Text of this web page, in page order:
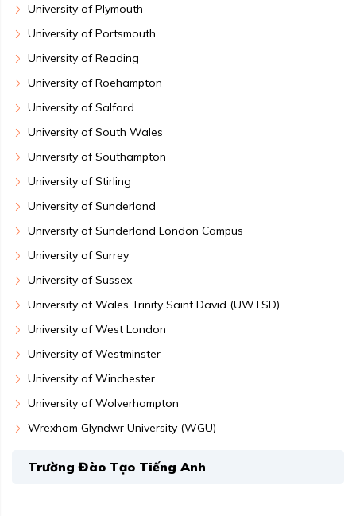
University of Plymouth
University of Portsmouth
University of Reading
University of Roehampton
University of Salford
University of South Wales
University of Southampton
University of Stirling
University of Sunderland
University of Sunderland London Campus
University of Surrey
University of Sussex
University of Wales Trinity Saint David (UWTSD)
University of West London
University of Westminster
University of Winchester
University of Wolverhampton
Wrexham Glyndwr University (WGU)
Trường Đào Tạo Tiếng Anh